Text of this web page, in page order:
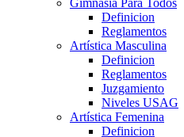
Gimnasia Para Todos
Definicion
Reglamentos
Artística Masculina
Definicion
Reglamentos
Juzgamiento
Niveles USAG
Artística Femenina
Definicion